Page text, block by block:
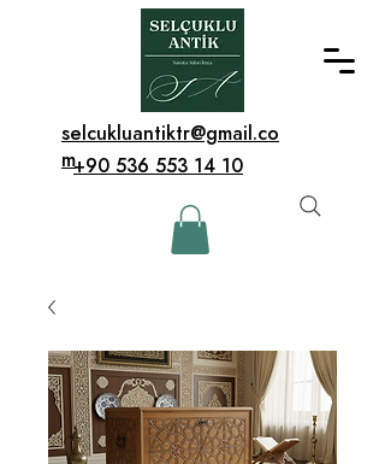
+90 536 553 14 10
selcukluantiktr@gmail.co
m